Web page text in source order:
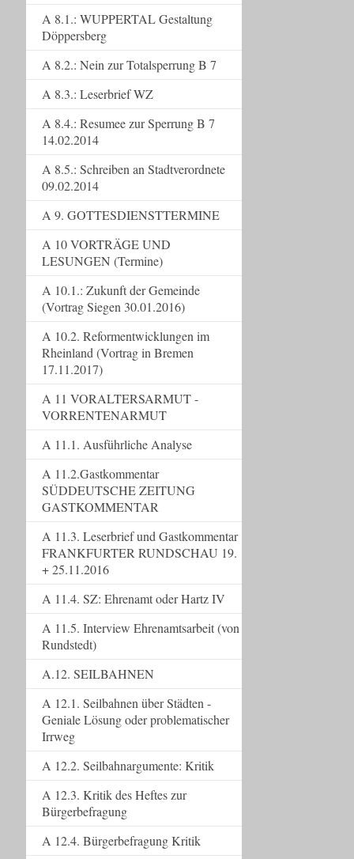
A 8.1.: WUPPERTAL Gestaltung
Döppersberg
A 8.2.: Nein zur Totalsperrung B 7
A 8.3.: Leserbrief WZ
A 8.4.: Resumee zur Sperrung B 7
14.02.2014
A 8.5.: Schreiben an Stadtverordnete
09.02.2014
A 9. GOTTESDIENSTTERMINE
A 10 VORTRÄGE UND
LESUNGEN (Termine)
A 10.1.: Zukunft der Gemeinde
(Vortrag Siegen 30.01.2016)
A 10.2. Reformentwicklungen im
Rheinland (Vortrag in Bremen
17.11.2017)
A 11 VORALTERSARMUT -
VORRENTENARMUT
A 11.1. Ausführliche Analyse
A 11.2.Gastkommentar
SÜDDEUTSCHE ZEITUNG
GASTKOMMENTAR
A 11.3. Leserbrief und Gastkommentar
FRANKFURTER RUNDSCHAU 19.
+ 25.11.2016
A 11.4. SZ: Ehrenamt oder Hartz IV
A 11.5. Interview Ehrenamtsarbeit (von
Rundstedt)
A.12. SEILBAHNEN
A 12.1. Seilbahnen über Städten -
Geniale Lösung oder problematischer
Irrweg
A 12.2. Seilbahnargumente: Kritik
A 12.3. Kritik des Heftes zur
Bürgerbefragung
A 12.4. Bürgerbefragung Kritik